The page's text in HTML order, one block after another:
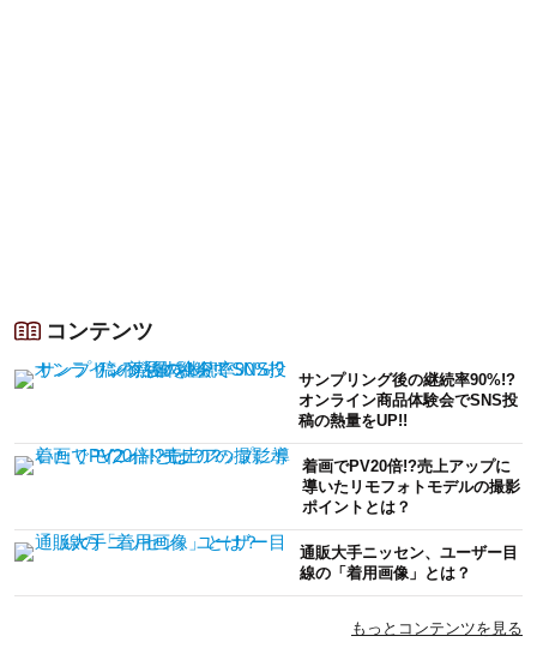
コンテンツ
サンプリング後の継続率90%!?
オンライン商品体験会でSNS投
稿の熱量をUP!!
着画でPV20倍!?売上アップに
導いたリモフォトモデルの撮影
ポイントとは？
通販大手ニッセン、ユーザー目
線の「着用画像」とは？
もっとコンテンツを見る